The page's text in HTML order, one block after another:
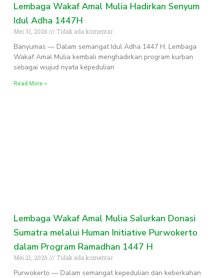
Lembaga Wakaf Amal Mulia Hadirkan Senyum
Idul Adha 1447H
Mei 31, 2026 Tidak ada komentar
Banyumas — Dalam semangat Idul Adha 1447 H, Lembaga
Wakaf Amal Mulia kembali menghadirkan program kurban
sebagai wujud nyata kepedulian
Read More »
Lembaga Wakaf Amal Mulia Salurkan Donasi
Sumatra melalui Human Initiative Purwokerto
dalam Program Ramadhan 1447 H
Mei 21, 2026 Tidak ada komentar
Purwokerto — Dalam semangat kepedulian dan keberkahan